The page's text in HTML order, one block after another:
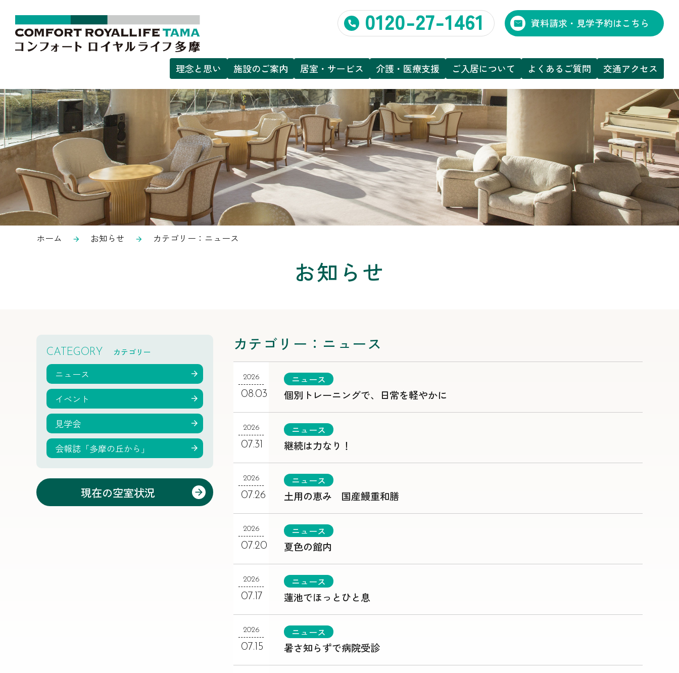
0120-27-1461 資料請求・見学予約はこちら
理念と思い 施設のご案内 居室・サービス 介護・医療支援 ご入居について よくあるご質問 交通アクセス
ホーム arrow_forward お知らせ arrow_forward カテゴリー：ニュース
お知らせ
カテゴリー：ニュース
2026
08.03
ニュース
個別トレーニングで、日常を軽やかに
2026
07.31
ニュース
継続は力なり！
2026
07.26
ニュース
土用の恵み 国産鰻重和膳
2026
07.20
ニュース
夏色の館内
2026
07.17
ニュース
蓮池でほっとひと息
2026
07.15
ニュース
暑さ知らずで病院受診
CATEGORY カテゴリー
ニュース
イベント
見学会
会報誌「多摩の丘から」
現在の空室状況